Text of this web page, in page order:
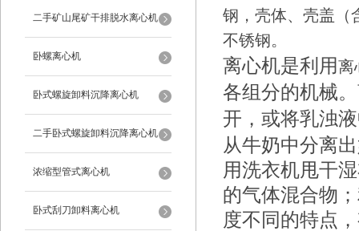
二手矿山尾矿干排脱水离心机
卧螺离心机
卧式螺旋卸料沉降离心机
二手卧式螺旋卸料沉降离心机
浓缩型管式离心机
卧式刮刀卸料离心机
钢，壳体、壳盖（
不锈钢。
离心机是利用离
各组分的机械
开，或将乳浊
从牛奶中分离
用洗衣机甩干
的气体混合物
度不同的特点